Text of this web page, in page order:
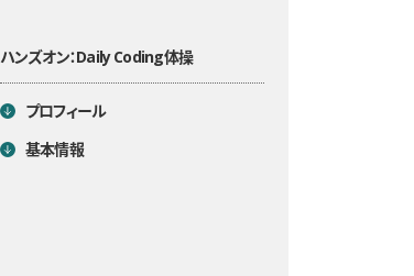
目次
ハンズオン：Daily Coding体操
プロフィール
基本情報